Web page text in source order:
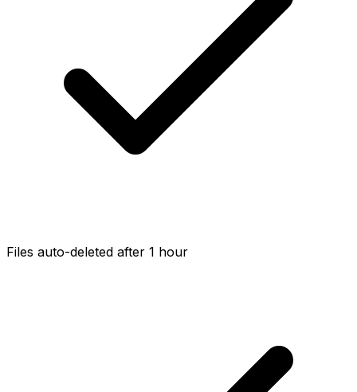
Files auto-deleted after 1 hour